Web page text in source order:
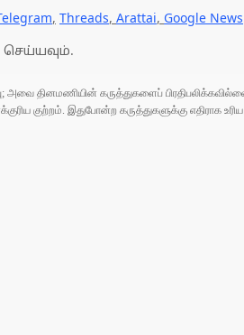
, Threads, Arattai, Google News
செய்யவும்.
அவை தினமணியின் கருத்துகளைப்
குற்றம். இதுபோன்ற கருத்துகளுக்கு எதிராக உரிய